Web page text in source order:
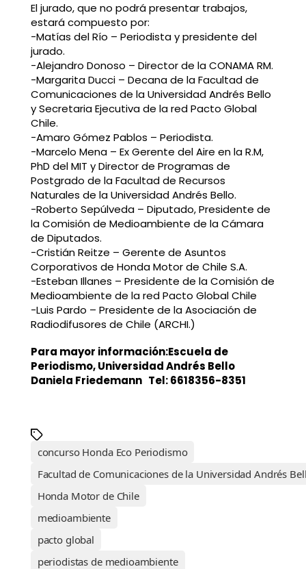
El jurado, que no podrá presentar trabajos,
estará compuesto por:
-Matías del Río – Periodista y presidente del
jurado.
-Alejandro Donoso – Director de la CONAMA RM.
-Margarita Ducci – Decana de la Facultad de
Comunicaciones de la Universidad Andrés Bello
y Secretaria Ejecutiva de la red Pacto Global
Chile.
-Amaro Gómez Pablos – Periodista.
-Marcelo Mena – Ex Gerente del Aire en la R.M,
PhD del MIT y Director de Programas de
Postgrado de la Facultad de Recursos
Naturales de la Universidad Andrés Bello.
-Roberto Sepúlveda – Diputado, Presidente de
la Comisión de Medioambiente de la Cámara
de Diputados.
-Cristián Reitze – Gerente de Asuntos
Corporativos de Honda Motor de Chile S.A.
-Esteban Illanes – Presidente de la Comisión de
Medioambiente de la red Pacto Global Chile
-Luis Pardo – Presidente de la Asociación de
Radiodifusores de Chile (ARCHI.)
Para mayor información:Escuela de
Periodismo, Universidad Andrés Bello
Daniela Friedemann Tel: 6618356-8351
concurso Honda Eco Periodismo
Facultad de Comunicaciones de la Universidad Andrés
Honda Motor de Chile
medioambiente
pacto global
periodistas de medioambiente